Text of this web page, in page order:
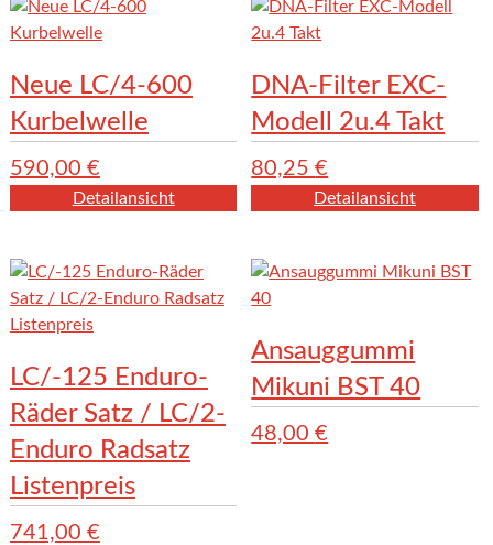
Neue LC/4-600
Kurbelwelle
590,00 €
Detailansicht
DNA-Filter EXC-
Modell 2u.4 Takt
80,25€
Detailansicht
LC/-125 Enduro-
Räder Satz / LC/2-
Enduro Radsatz
Listenpreis
741,00 €
Ansauggummi
Mikuni BST 40
48,00€